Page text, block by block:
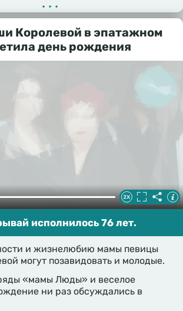
•••
Королевой в эпатажном
день рождения
исполнилось 76 лет.
и жизнелюбию мамы певицы
могут позавидовать и молодые.
«мамы Люды» и веселое
ни раз обсуждались в